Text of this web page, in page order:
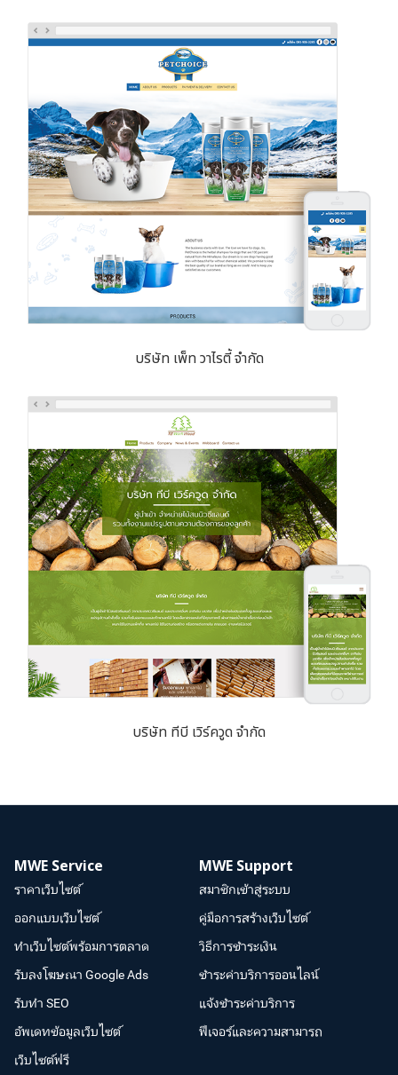
บริษัท เพ็ท วาไรตี้ จำกัด
บริษัท ทีบี เวิร์ควูด จำกัด
MWE Service
ราคาเว็บไซต์
ออกแบบเว็บไซต์
ทำเว็บไซต์พร้อมการตลาด
รับลงโฆษณา Google Ads
รับทำ SEO
อัพเดทข้อมูลเว็บไซต์
เว็บไซต์ฟรี
MWE Support
สมาชิกเข้าสู่ระบบ
คู่มือการสร้างเว็บไซต์
วิธีการชำระเงิน
ชำระค่าบริการออนไลน์
แจ้งชำระค่าบริการ
ฟีเจอร์และความสามารถ